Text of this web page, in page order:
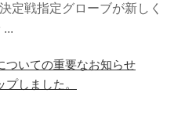
定戦指定グローブが新しく
...
ついての重要なお知らせ
しました。